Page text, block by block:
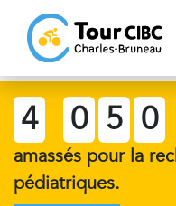
4 0 5 0
amassés pour la
pédiatriques.